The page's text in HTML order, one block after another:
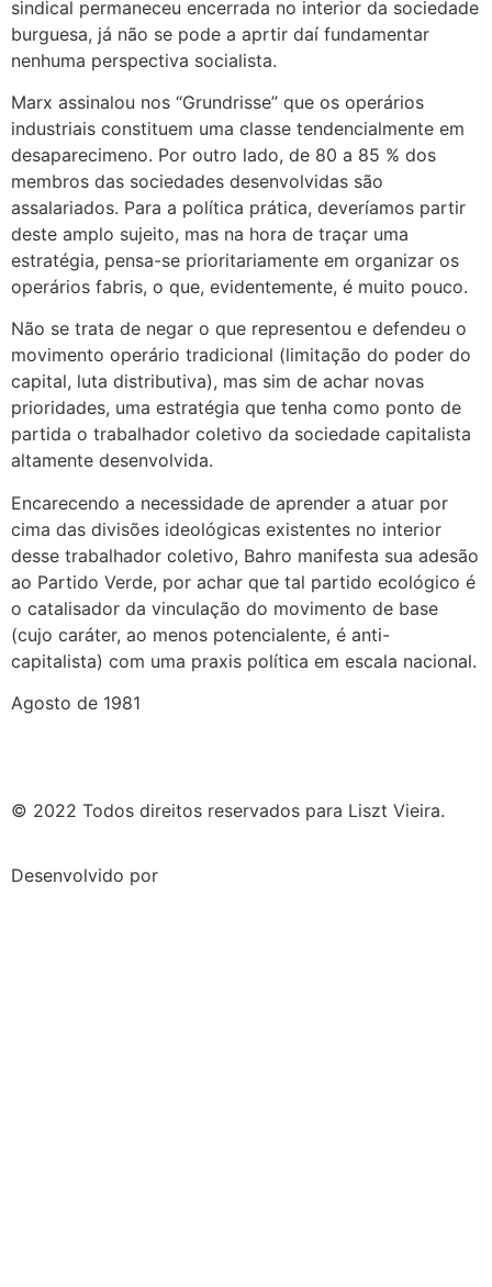
sindical permaneceu encerrada no interior da sociedade
burguesa, já não se pode a aprtir daí fundamentar
nenhuma perspectiva socialista.
Marx assinalou nos “Grundrisse” que os operários
industriais constituem uma classe tendencialmente em
desaparecimeno. Por outro lado, de 80 a 85 % dos
membros das sociedades desenvolvidas são
assalariados. Para a política prática, deveríamos partir
deste amplo sujeito, mas na hora de traçar uma
estratégia, pensa-se prioritariamente em organizar os
operários fabris, o que, evidentemente, é muito pouco.
Não se trata de negar o que representou e defendeu o
movimento operário tradicional (limitação do poder do
capital, luta distributiva), mas sim de achar novas
prioridades, uma estratégia que tenha como ponto de
partida o trabalhador coletivo da sociedade capitalista
altamente desenvolvida.
Encarecendo a necessidade de aprender a atuar por
cima das divisões ideológicas existentes no interior
desse trabalhador coletivo, Bahro manifesta sua adesão
ao Partido Verde, por achar que tal partido ecológico é
o catalisador da vinculação do movimento de base
(cujo caráter, ao menos potencialente, é anti-
capitalista) com uma praxis política em escala nacional.
Agosto de 1981
© 2022 Todos direitos reservados para Liszt Vieira.
Desenvolvido por